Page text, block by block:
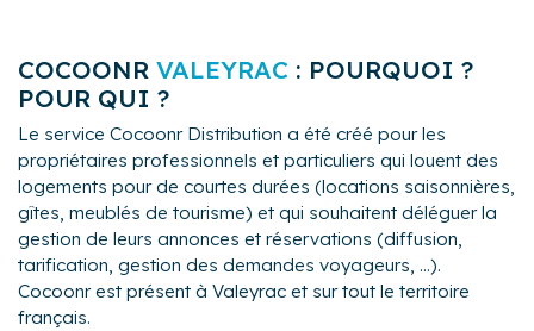
COCOONR VALEYRAC : POURQUOI ?
POUR QUI ?
Le service Cocoonr Distribution a été créé pour les
propriétaires professionnels et particuliers qui louent des
logements pour de courtes durées (locations saisonnières,
gîtes, meublés de tourisme) et qui souhaitent déléguer la
gestion de leurs annonces et réservations (diffusion,
tarification, gestion des demandes voyageurs, ...).
Cocoonr est présent à Valeyrac et sur tout le territoire
français.